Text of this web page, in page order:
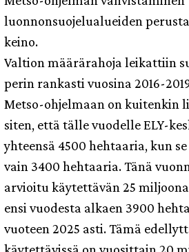
luonnonsuojelualueiden
keino.
Valtion määrärahoja leikattiin
perin rankasti vuosina 2016-
Metso-ohjelmaan on kuitenkin
siten, että tälle vuodelle ELY-
yhteensä 4500 hehtaaria, kun
vain 3400 hehtaaria. Tänä
arvioitu käytettävän 25
ensi vuodesta alkaen 3900
vuoteen 2025 asti. Tämä